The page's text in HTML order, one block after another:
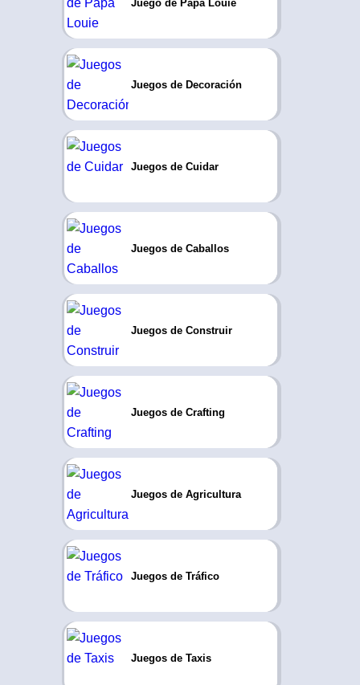
Juego de Papa Louie
Juegos de Decoración
Juegos de Cuidar
Juegos de Caballos
Juegos de Construir
Juegos de Crafting
Juegos de Agricultura
Juegos de Tráfico
Juegos de Taxis